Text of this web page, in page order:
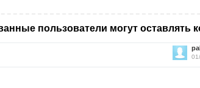
пользователи могут оставлять